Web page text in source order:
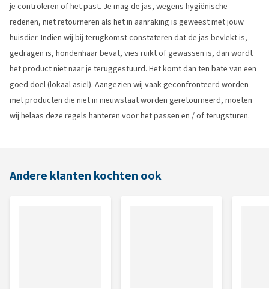
je controleren of het past. Je mag de jas, wegens hygiënische
redenen, niet retourneren als het in aanraking is geweest met jouw
huisdier. Indien wij bij terugkomst constateren dat de jas bevlekt is,
gedragen is, hondenhaar bevat, vies ruikt of gewassen is, dan wordt
het product niet naar je teruggestuurd. Het komt dan ten bate van een
goed doel (lokaal asiel). Aangezien wij vaak geconfronteerd worden
met producten die niet in nieuwstaat worden geretourneerd, moeten
wij helaas deze regels hanteren voor het passen en / of terugsturen.
Andere klanten kochten ook